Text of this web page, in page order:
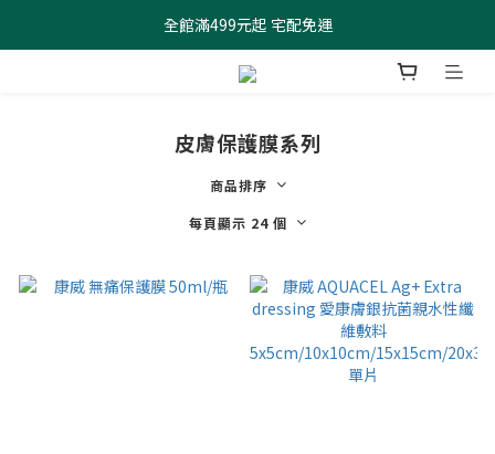
全館滿499元起 宅配免運
全館滿499元起 宅配免運
加入會員 $100元購物金現領現折
皮膚保護膜系列
商品排序
每頁顯示 24 個